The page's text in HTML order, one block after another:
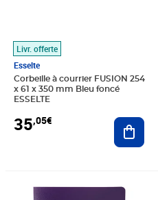
Livr. offerte
Esselte
Corbeille à courrier FUSION 254
x 61 x 350 mm Bleu foncé
ESSELTE
35,05€
Prix 3,94€